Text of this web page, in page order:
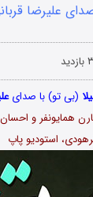
علیرضا
(بی تو) با صدای
همایونفر و احسان
استودیو پاپ